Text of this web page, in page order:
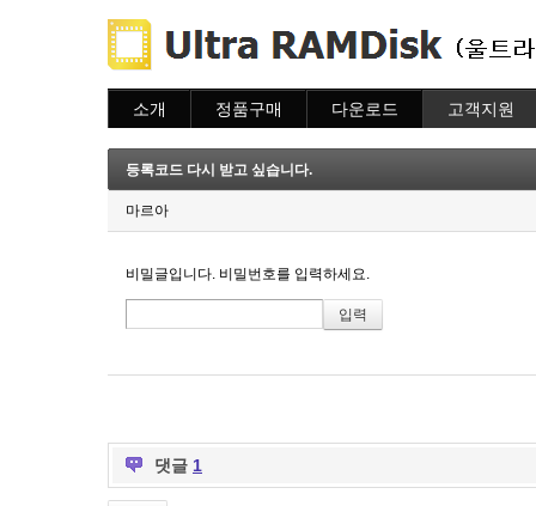
소개 정품구매
주문조회
이용안내
다운로드 고객지원
질문하기
등록코드 다시 받고 싶습니다.
마르아
비밀글입니다. 비밀번호를 입력하세요.
댓글 1